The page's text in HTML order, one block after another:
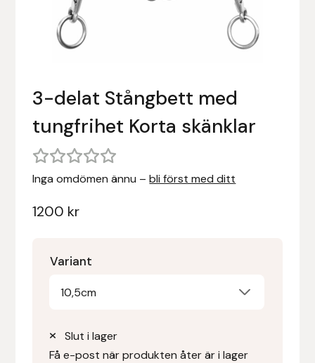
3-delat Stångbett med
tungfrihet Korta skänklar
Inga omdömen ännu –bli först med ditt
1200 kr
Variant
10,5cm
Slut i lager
Få e-post när produkten åter är i lager
Stigläder
Träning och longering
Ridbyxor, kjolar, overaller mm
Ridskor och ridstövlar
Tävlingskavajer och blusar
Beris Bits
Boett
Bomber Bits
Bucas
Denni Design